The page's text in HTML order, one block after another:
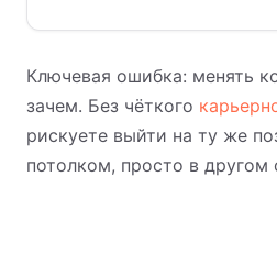
Ключевая ошибка: менять
зачем. Без чёткого
рискуете выйти на ту же
потолком, просто в другом